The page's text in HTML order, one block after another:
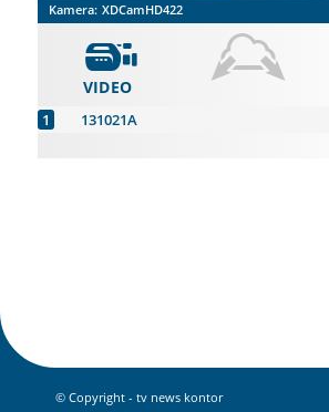
Kamera: XDCamHD422
VIDEO
131021A
© Copyright - tv news kontor